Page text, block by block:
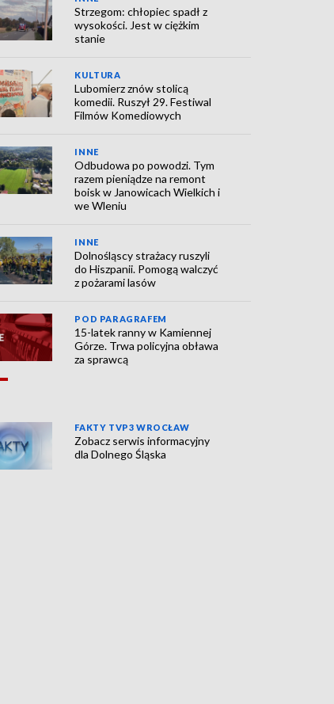
Strzegom: chłopiec spadł z
wysokości. Jest w ciężkim
stanie
KULTURA
Lubomierz znów stolicą
komedii. Ruszył 29. Festiwal
Filmów Komediowych
INNE
Odbudowa po powodzi. Tym
razem pieniądze na remont
boisk w Janowicach Wielkich i
we Wleniu
INNE
Dolnośląscy strażacy ruszyli
do Hiszpanii. Pomogą walczyć
z pożarami lasów
POD PARAGRAFEM
15-latek ranny w Kamiennej
Górze. Trwa policyjna obława
za sprawcą
FAKTY TVP3 WROCŁAW
Zobacz serwis informacyjny
dla Dolnego Śląska